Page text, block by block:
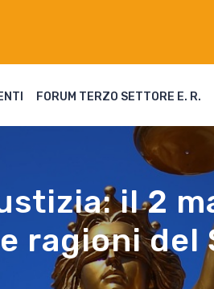
FORUM TERZO SETTORE E. R.
il 2
ragioni del